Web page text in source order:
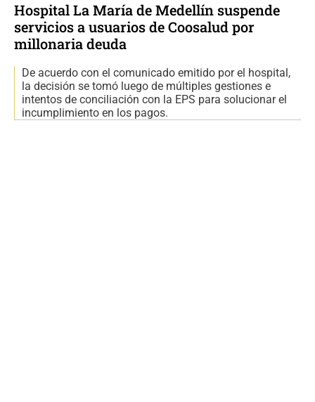
Hospital La María de Medellín suspende
servicios a usuarios de Coosalud por
millonaria deuda
De acuerdo con el comunicado emitido por el hospital,
la decisión se tomó luego de múltiples gestiones e
intentos de conciliación con la EPS para solucionar el
incumplimiento en los pagos.